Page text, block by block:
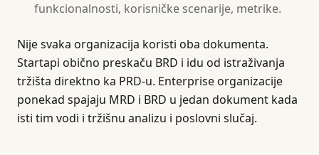
funkcionalnosti, korisničke scenarije, metrike.
Nije svaka organizacija koristi oba dokumenta.
Startapi obično preskaču BRD i idu od istraživanja
tržišta direktno ka PRD-u. Enterprise organizacije
ponekad spajaju MRD i BRD u jedan dokument kada
isti tim vodi i tržišnu analizu i poslovni slučaj.